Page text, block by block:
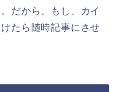
だから、もし、カイ
たら随時記事にさせ